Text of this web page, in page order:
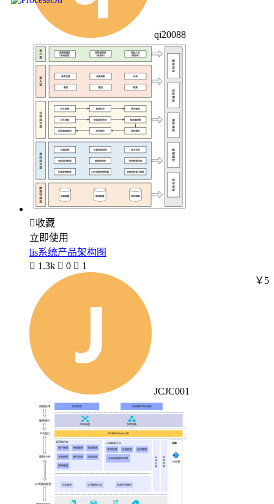
qi20088
收藏
立即使用
lis系统产品架构图
 1.3k  0  1
JCJC001
￥5